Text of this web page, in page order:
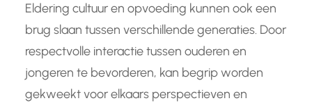
Eldering cultuur en opvoeding kunnen ook een
brug slaan tussen verschillende generaties. Door
respectvolle interactie tussen ouderen en
jongeren te bevorderen, kan begrip worden
gekweekt voor elkaars perspectieven en